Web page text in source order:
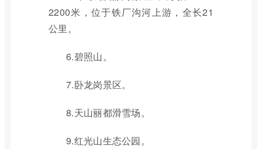
2200米，位于铁厂沟河上游，全长21
公里。
6.碧照山。
7.卧龙岗景区。
8.天山丽都滑雪场。
9.红光山生态公园。